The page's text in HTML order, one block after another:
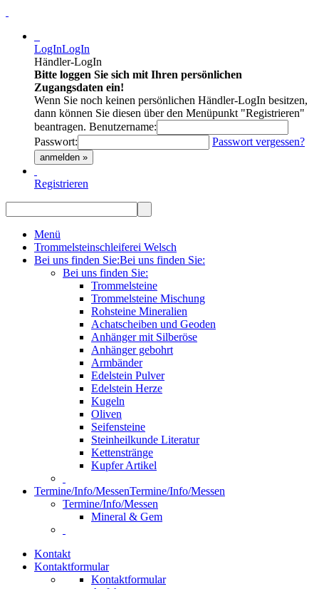
LogInLogIn
Händler-LogIn
Bitte loggen Sie sich mit Ihren persönlichen
Zugangsdaten ein!
Wenn Sie noch keinen persönlichen Händler-LogIn besitzen,
dann können Sie diesen über den Menüpunkt "Registrieren"
beantragen. Benutzername:
Passwort:
Passwort vergessen?
anmelden »
Registrieren
Menü
Trommelsteinschleiferei Welsch
Bei uns finden Sie:Bei uns finden Sie:
Bei uns finden Sie:
Trommelsteine
Trommelsteine Mischung
Rohsteine Mineralien
Achatscheiben und Geoden
Anhänger mit Silberöse
Anhänger gebohrt
Armbänder
Edelstein Pulver
Edelstein Herze
Kugeln
Oliven
Seifensteine
Steinheilkunde Literatur
Kettenstränge
Kupfer Artikel
Termine/Info/MessenTermine/Info/Messen
Termine/Info/Messen
Mineral & Gem
Kontakt
Kontaktformular
Kontaktformular